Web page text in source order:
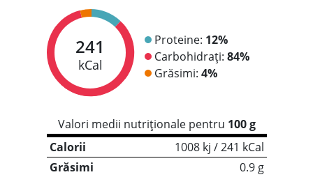
241
kCal
Proteine: 12%
Carbohidrați: 84%
Grăsimi: 4%
Valori medii nutriționale pentru 100 g
Calorii
1008 kj / 241 kCal
Grăsimi
0.9 g